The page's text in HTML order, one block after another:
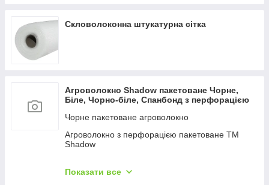
Скловолоконна штукатурна сітка
Агроволокно Shadow пакетоване Чорне,
Біле, Чорно-біле, Спанбонд з перфорацією
Чорне пакетоване агроволокно
Агроволокно з перфорацією пакетоване TM
Shadow
Shadow
Показати все